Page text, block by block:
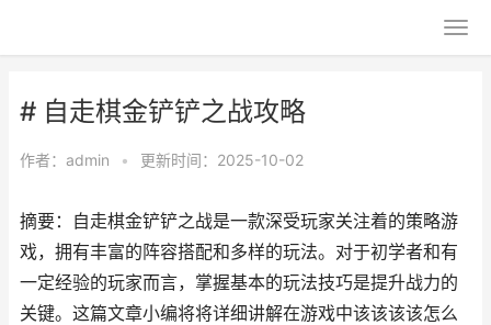
# 自走棋金铲铲之战攻略
作者： admin • 更新时间：2025-10-02
摘要：自走棋金铲铲之战是一款深受玩家关注着的策略游
戏，拥有丰富的阵容搭配和多样的玩法。对于初学者和有
一定经验的玩家而言，掌握基本的玩法技巧是提升战力的
关键。这篇文章小编将将详细讲解在游戏中该该该该怎么